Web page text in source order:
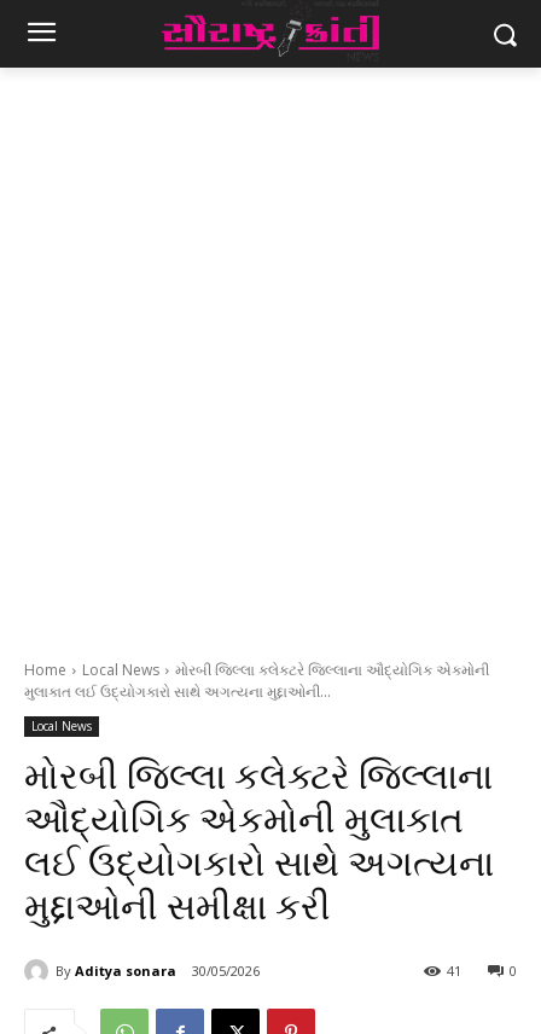
Home Local News
મોરબી જિલ્લા કલેક્ટરે જિલ્લાના ઔદ્યોગિક એકમોની
મુલાકાત લઈ ઉદ્યોગકારો સાથે અગત્યના મુદ્દાઓની...
Local News
મોરબી જિલ્લા કલેક્ટરે જિલ્લાના
ઔદ્યોગિક એકમોની મુલાકાત
લઈ ઉદ્યોગકારો સાથે અગત્યના
મુદ્દાઓની સમીક્ષા કરી
By Aditya sonara 30/05/2026 0
41